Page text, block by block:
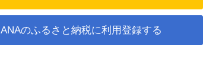
ANAのふるさと納税に利用登録する